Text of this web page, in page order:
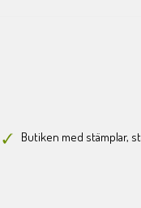
Butiken med stämplar,